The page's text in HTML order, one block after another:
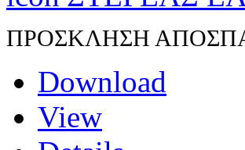
ΠΡΟΣΚΛΗΣΗ
Download
View